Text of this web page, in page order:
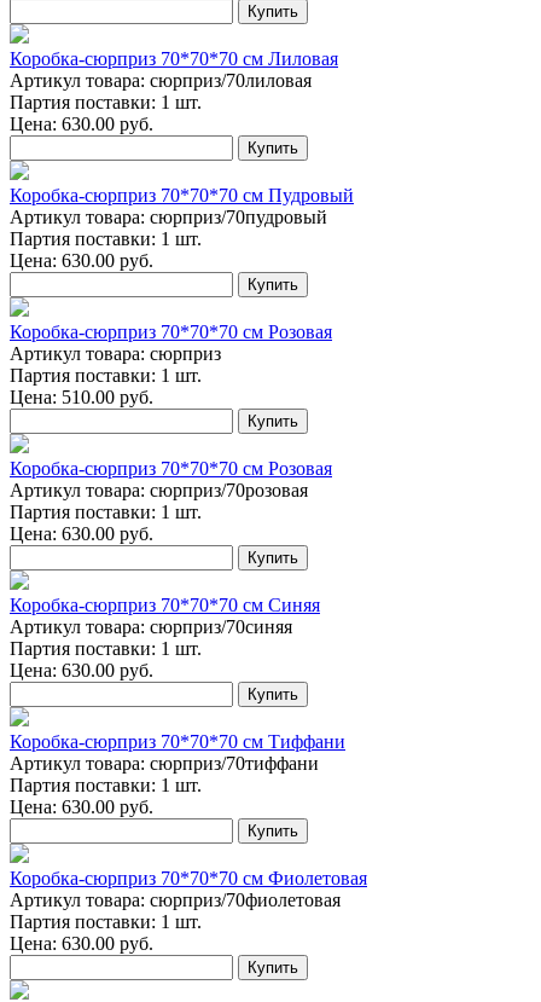
Купить
Коробка-сюрприз 70*70*70 см Лиловая
Артикул товара: сюрприз/70лиловая
Партия поставки: 1 шт.
Цена: 630.00 руб.
Купить
Коробка-сюрприз 70*70*70 см Пудровый
Артикул товара: сюрприз/70пудровый
Партия поставки: 1 шт.
Цена: 630.00 руб.
Купить
Коробка-сюрприз 70*70*70 см Розовая
Артикул товара: сюрприз
Партия поставки: 1 шт.
Цена: 510.00 руб.
Купить
Коробка-сюрприз 70*70*70 см Розовая
Артикул товара: сюрприз/70розовая
Партия поставки: 1 шт.
Цена: 630.00 руб.
Купить
Коробка-сюрприз 70*70*70 см Синяя
Артикул товара: сюрприз/70синяя
Партия поставки: 1 шт.
Цена: 630.00 руб.
Купить
Коробка-сюрприз 70*70*70 см Тиффани
Артикул товара: сюрприз/70тиффани
Партия поставки: 1 шт.
Цена: 630.00 руб.
Купить
Коробка-сюрприз 70*70*70 см Фиолетовая
Артикул товара: сюрприз/70фиолетовая
Партия поставки: 1 шт.
Цена: 630.00 руб.
Купить